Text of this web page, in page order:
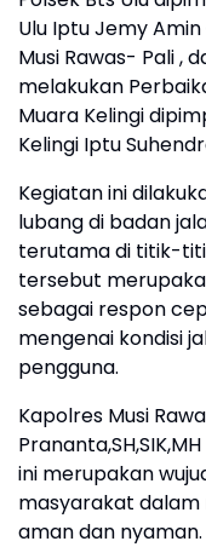
Ulu Iptu Jemy Amin
Musi Rawas- Pali ,
melakukan
Muara Kelingi
Kelingi Iptu
Kegiatan ini
lubang di badan
terutama di titik-
tersebut
sebagai respon
mengenai kondisi
pengguna.
Kapolres Musi
ini merupakan
masyarakat
aman dan nyaman.